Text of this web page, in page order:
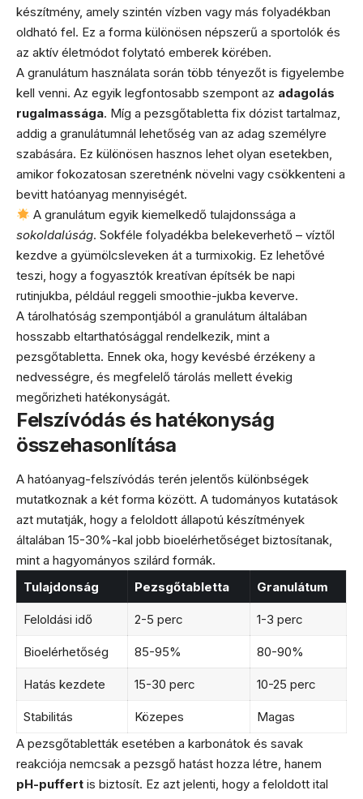
készítmény, amely szintén vízben vagy más folyadékban
oldható fel. Ez a forma különösen népszerű a sportolók és
az aktív életmódot folytató emberek körében.
A granulátum használata során több tényezőt is figyelembe
kell venni. Az egyik legfontosabb szempont az adagolás
rugalmassága. Míg a pezsgőtabletta fix dózist tartalmaz,
addig a granulátumnál lehetőség van az adag személyre
szabására. Ez különösen hasznos lehet olyan esetekben,
amikor fokozatosan szeretnénk növelni vagy csökkenteni a
bevitt hatóanyag mennyiségét.
A granulátum egyik kiemelkedő tulajdonssága a
sokoldalúság. Sokféle folyadékba belekeverhető – víztől
kezdve a gyümölcsleveken át a turmixokig. Ez lehetővé
teszi, hogy a fogyasztók kreatívan építsék be napi
rutinjukba, például reggeli smoothie-jukba keverve.
A tárolhatóság szempontjából a granulátum általában
hosszabb eltarthatósággal rendelkezik, mint a
pezsgőtabletta. Ennek oka, hogy kevésbé érzékeny a
nedvességre, és megfelelő tárolás mellett évekig
megőrizheti hatékonyságát.
Felszívódás és hatékonyság
összehasonlítása
A hatóanyag-felszívódás terén jelentős különbségek
mutatkoznak a két forma között. A tudományos kutatások
azt mutatják, hogy a feloldott állapotú készítmények
általában 15-30%-kal jobb bioelérhetőséget biztosítanak,
mint a hagyományos szilárd formák.
Tulajdonság
Pezsgőtabletta Granulátum
Feloldási idő 2-5 perc 1-3 perc
Bioelérhetőség 85-95% 80-90%
Hatás kezdete 15-30 perc 10-25 perc
Stabilitás Közepes
Magas
A pezsgőtabletták esetében a karbonátok és savak
reakciója nemcsak a pezsgő hatást hozza létre, hanem
pH-puffert is biztosít. Ez azt jelenti, hogy a feloldott ital